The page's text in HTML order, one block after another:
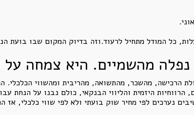
כל המודל מתחיל לרעוד.וזה בדיוק המקום שבו בועת
מהשמיים. היא צמחה על
הרכישה, מהשכר, מהתשואה, מהריבית ומהשווי הכלכלי.
הרווחיות היזמית והליווי הבנקאי, כולם נבנו על הנחת
נערכים לפי מחיר שוק בועתי ולא לפי שווי כלכלי, אז